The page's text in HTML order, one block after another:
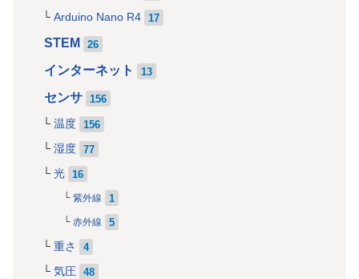
Arduino Nano R4 17
STEM 26
インターネット 13
センサ 156
温度 156
湿度 77
光 16
紫外線 1
赤外線 5
重さ 4
気圧 48